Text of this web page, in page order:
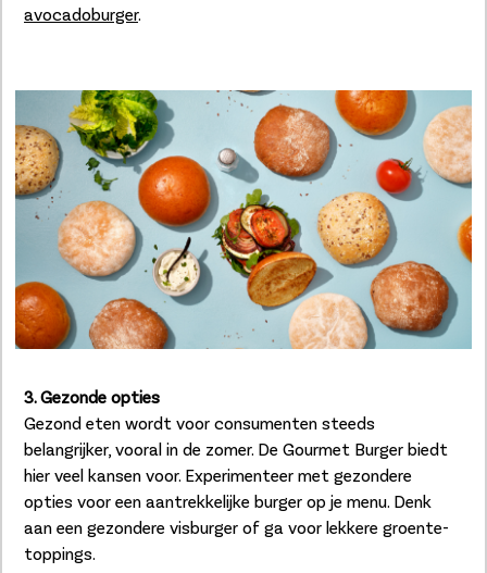
avocadoburger.
3. Gezonde opties
Gezond eten wordt voor consumenten steeds
belangrijker, vooral in de zomer. De Gourmet Burger biedt
hier veel kansen voor. Experimenteer met gezondere
opties voor een aantrekkelijke burger op je menu. Denk
aan een gezondere visburger of ga voor lekkere groente-
toppings.